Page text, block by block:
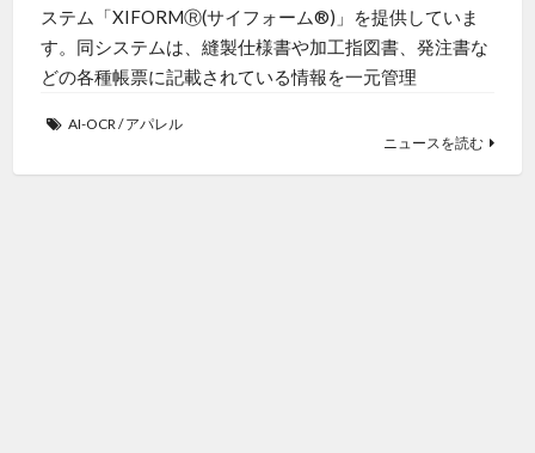
ステム「XIFORMⓇ(サイフォーム®)」を提供していま
す。同システムは、縫製仕様書や加工指図書、発注書な
どの各種帳票に記載されている情報を一元管理
AI-OCR/アパレル
ニュースを読む